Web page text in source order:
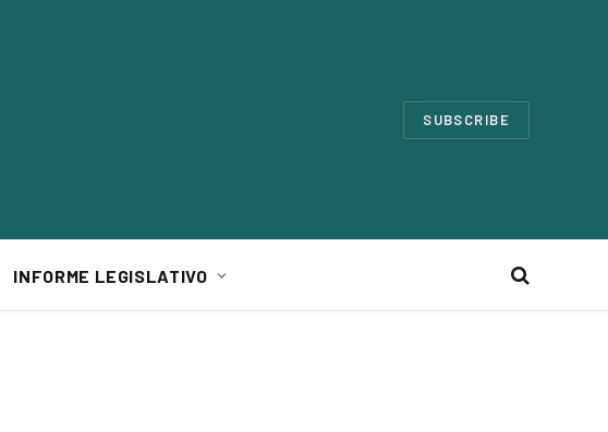
SUBSCRIBE
INFORME LEGISLATIVO